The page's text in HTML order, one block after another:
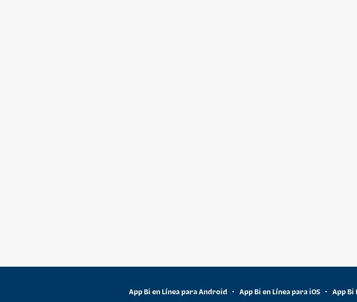
App Bi en Línea para Android • App Bi en Línea para iOS • App Bi